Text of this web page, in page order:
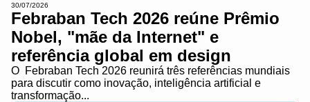
30/07/2026
Febraban Tech 2026 reúne Prêmio
Nobel, "mãe da Internet" e
referência global em design
O Febraban Tech 2026 reunirá três referências mundiais
para discutir como inovação, inteligência artificial e
transformação...